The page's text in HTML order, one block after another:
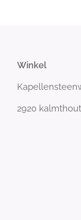
Winkel
2920 kalmthout